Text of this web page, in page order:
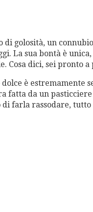
di golosità, un
La sua bontà è
Cosa dici, sei pronto
è estremamente
fatta da un
farla rassodare, tutto